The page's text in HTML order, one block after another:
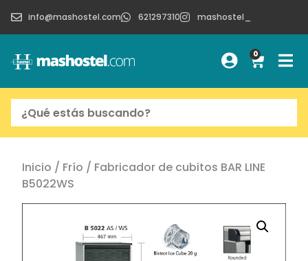
info@mashostel.com 621297310 mashostel_
0
Inicio / Frío / Fabricador de cubitos BAR LINE
B5022WS